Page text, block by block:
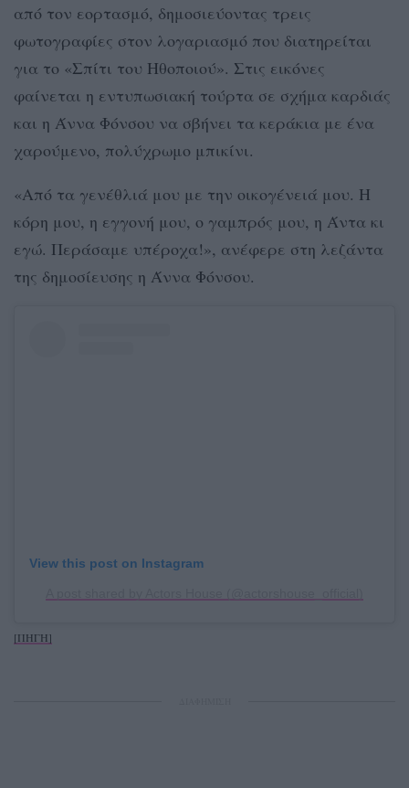
από τον εορτασμό, δημοσιεύοντας τρεις
φωτογραφίες στον λογαριασμό που διατηρείται
για το «Σπίτι του Ηθοποιού». Στις εικόνες
φαίνεται η εντυπωσιακή τούρτα σε σχήμα καρδιάς
και η Άννα Φόνσου να σβήνει τα κεράκια με ένα
χαρούμενο, πολύχρωμο μπικίνι.
«Από τα γενέθλιά μου με την οικογένειά μου. Η
κόρη μου, η εγγονή μου, ο γαμπρός μου, η Άντα κι
εγώ. Περάσαμε υπέροχα!», ανέφερε στη λεζάντα
της δημοσίευσης η Άννα Φόνσου.
View this post on Instagram
[ΠΗΓΗ]